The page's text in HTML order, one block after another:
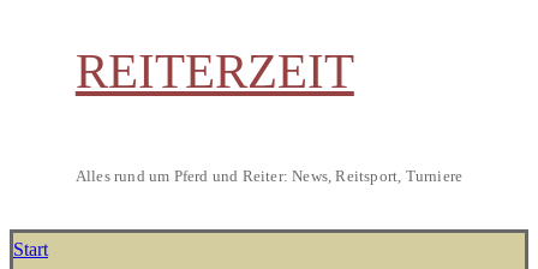
REITERZEIT
Alles rund um Pferd und Reiter: News, Reitsport, Turniere
Start